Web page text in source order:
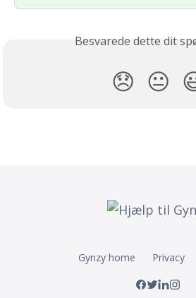
Besvarede dette dit
😞 😐
Gynzy home Privacy